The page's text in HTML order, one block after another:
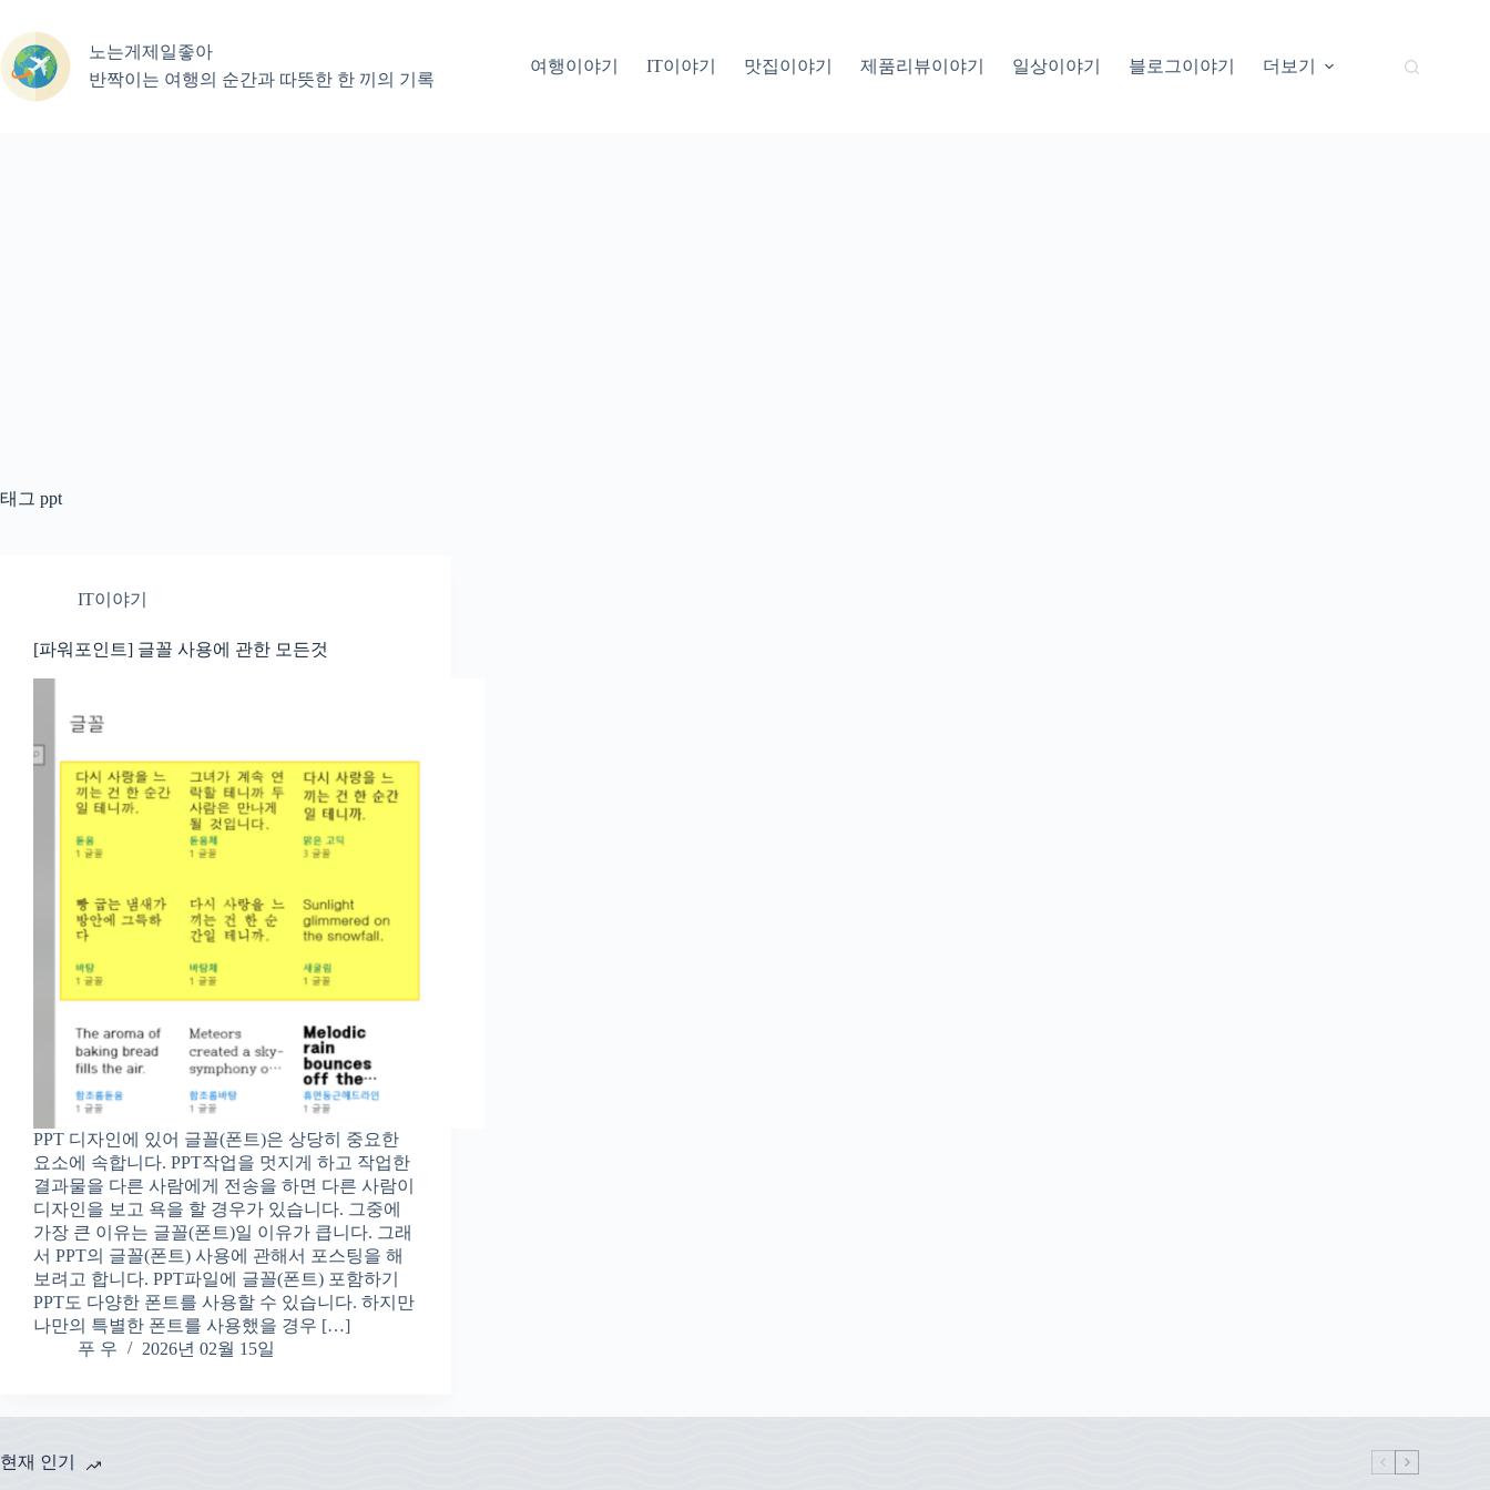
으
로
노는게제일좋아
반짝이는 여행의 순간과 따뜻한 한 끼의 기록
여행이야기 IT이야기 맛집이야기 제품리뷰이야기 일상이야기 블로그이야기 더보기
태그 ppt
IT이야기
[파워포인트] 글꼴 사용에 관한 모든것
PPT 디자인에 있어 글꼴(폰트)은 상당히 중요한
요소에 속합니다. PPT작업을 멋지게 하고 작업한
결과물을 다른 사람에게 전송을 하면 다른 사람이
디자인을 보고 욕을 할 경우가 있습니다. 그중에
가장 큰 이유는 글꼴(폰트)일 이유가 큽니다. 그래
서 PPT의 글꼴(폰트) 사용에 관해서 포스팅을 해
보려고 합니다. PPT파일에 글꼴(폰트) 포함하기
PPT도 다양한 폰트를 사용할 수 있습니다. 하지만
나만의 특별한 폰트를 사용했을 경우 […]
푸 우
2026년 02월 15일
현재 인기